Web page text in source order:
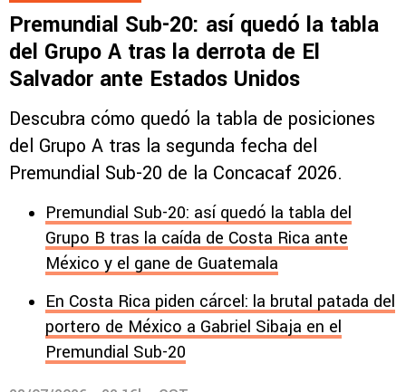
Premundial Sub-20: así quedó la tabla
del Grupo A tras la derrota de El
Salvador ante Estados Unidos
Descubra cómo quedó la tabla de posiciones
del Grupo A tras la segunda fecha del
Premundial Sub-20 de la Concacaf 2026.
Premundial Sub-20: así quedó la tabla del
Grupo B tras la caída de Costa Rica ante
México y el gane de Guatemala
En Costa Rica piden cárcel: la brutal patada del
portero de México a Gabriel Sibaja en el
Premundial Sub-20